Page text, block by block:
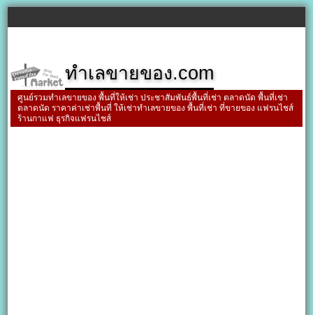
ทำเลขายของ.com
ศูนย์รวมทำเลขายของ พื้นที่ให้เช่า ประชาสัมพันธ์พื้นที่เช่า ตลาดนัด พื้นที่เช่า
ตลาดนัด ราคาค่าเช่าพื้นที่ ให้เช่าทำเลขายของ พื้นที่เช่า ที่ขายของ แฟรนไชส์
ร้านกาแฟ ธุรกิจแฟรนไชส์